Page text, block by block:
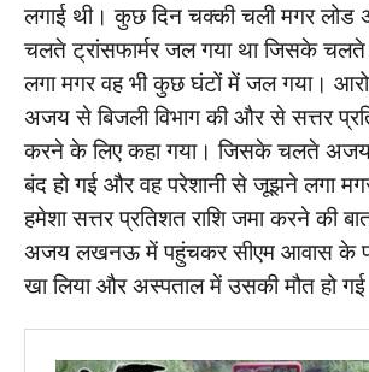
लगाई थी। कुछ दिन चक्की चली मगर लोड
चलते ट्रांसफार्मर जल गया था जिसके चलते
लगा मगर वह भी कुछ घंटों में जल गया।
अजय से बिजली विभाग की और से सत्तर
करने के लिए कहा गया। जिसके चलते
बंद हो गई और वह परेशानी से जूझने लगा
हमेशा सत्तर प्रतिशत राशि जमा करने की
अजय लखनऊ में पहुंचकर सीएम आवास के
खा लिया और अस्पताल में उसकी मौत हो